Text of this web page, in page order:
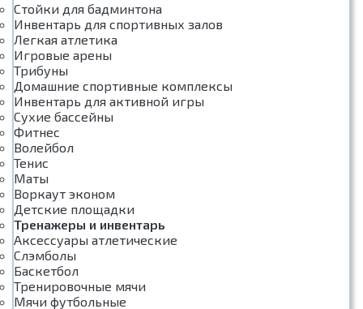
Стойки для бадминтона
Инвентарь для спортивных залов
Легкая атлетика
Игровые арены
Трибуны
Домашние спортивные комплексы
Инвентарь для активной игры
Сухие бассейны
Фитнес
Волейбол
Тенис
Маты
Воркаут эконом
Детские площадки
Тренажеры и инвентарь
Аксессуары атлетические
Слэмболы
Баскетбол
Тренировочные мячи
Мячи футбольные